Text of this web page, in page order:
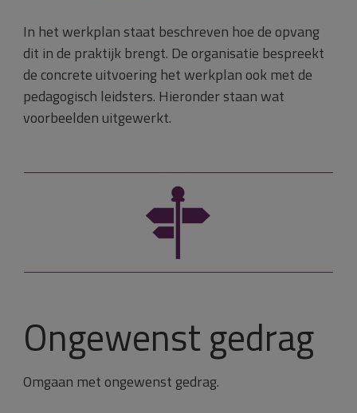
In het werkplan staat beschreven hoe de opvang
dit in de praktijk brengt. De organisatie bespreekt
de concrete uitvoering het werkplan ook met de
pedagogisch leidsters. Hieronder staan wat
voorbeelden uitgewerkt.
Ongewenst gedrag
Omgaan met ongewenst gedrag.